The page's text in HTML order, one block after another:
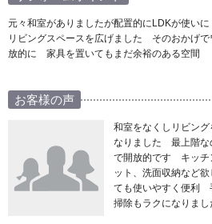
元々和室がありましたが配置的にLDKが使い
リビングスペースを広げました そのおかげで
放的に 家具を置いてもまだ余裕のある空間
お客様の声
和室をなくしリビン
なりました 最上階な
で開放的です キッチ
ット、洗面収納など
ても使いやすく便利
掃除もラクになりまし